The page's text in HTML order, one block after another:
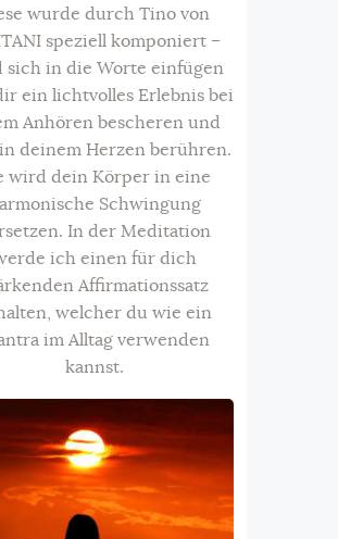
wurde durch Tino von
speziell komponiert –
sich in die Worte einfügen
ein lichtvolles Erlebnis bei
Anhören bescheren und
deinem Herzen berühren.
wird dein Körper in eine
Schwingung
In der Meditation
ich einen für dich
Affirmationssatz
welcher du wie ein
im Alltag verwenden
kannst.